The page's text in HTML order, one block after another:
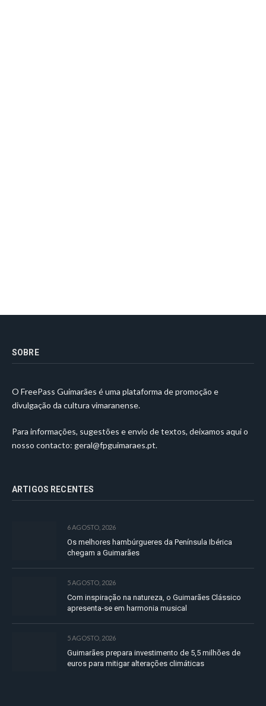
SOBRE
O FreePass Guimarães é uma plataforma de promoção e
divulgação da cultura vimaranense.
Para informações, sugestões e envio de textos, deixamos aqui o
nosso contacto: geral@fpguimaraes.pt.
ARTIGOS RECENTES
6 AGOSTO, 2026
Os melhores hambúrgueres da Península Ibérica
chegam a Guimarães
5 AGOSTO, 2026
Com inspiração na natureza, o Guimarães Clássico
apresenta-se em harmonia musical
5 AGOSTO, 2026
Guimarães prepara investimento de 5,5 milhões de
euros para mitigar alterações climáticas